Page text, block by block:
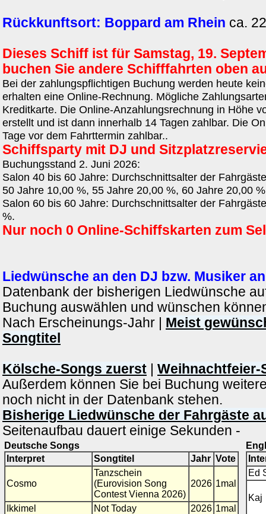
Rückkunftsort: Boppard am Rhein ca.
Dieses Schiff ist für Samstag, 19.
buchen Sie andere Schifffahrten oben
Bei der zahlungspflichtigen Buchung werden heute
erhalten eine Online-Rechnung. Mögliche
Kreditkarte. Die Online-Anzahlungsrechnung in Höhe
erstellt und ist dann innerhalb 14 Tagen zahlbar. Die
Tage vor dem Fahrttermin zahlbar..
Schiffsparty mit DJ und
Buchungsstand 2. Juni 2026:
Salon 40 bis 60 Jahre: Durchschnittsalter der
50 Jahre 10,00 %, 55 Jahre 20,00 %, 60 Jahre 20,00
Salon 60 bis 60 Jahre: Durchschnittsalter der
%.
Nur noch 0 Online-Schiffskarten zum
Liedwünsche an den DJ bzw. Musiker
Datenbank der bisherigen Liedwünsche
Buchung auswählen und wünschen
Nach Erscheinungs-Jahr
Meist
Songtitel
Kölsche-Songs zuerst
Weihnachtfeier-
Außerdem können Sie bei Buchung
noch nicht in der Datenbank stehen.
Bisherige Liedwünsche der Fahrgäste
Seitenaufbau dauert einige Sekunden -
Deutsche Songs
Interpret
Songtitel Jahr Vote
Cosmo
Tanzschein
(Eurovision Song
Contest Vienna 2026)
2026 1mal
Ikkimel Not Today 2026 1mal
Ed
Kaj